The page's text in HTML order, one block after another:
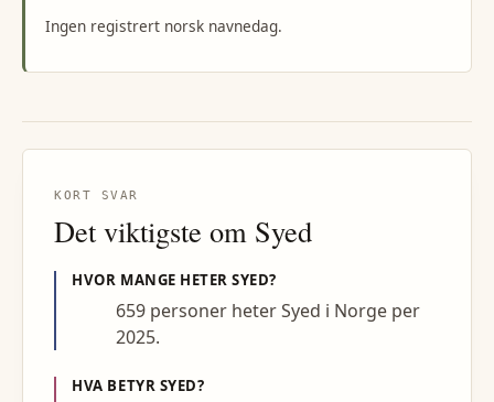
Ingen registrert norsk navnedag.
KORT SVAR
Det viktigste om Syed
HVOR MANGE HETERSYED?
659 personer heter Syed i Norge per
2025.
HVA BETYR SYED?